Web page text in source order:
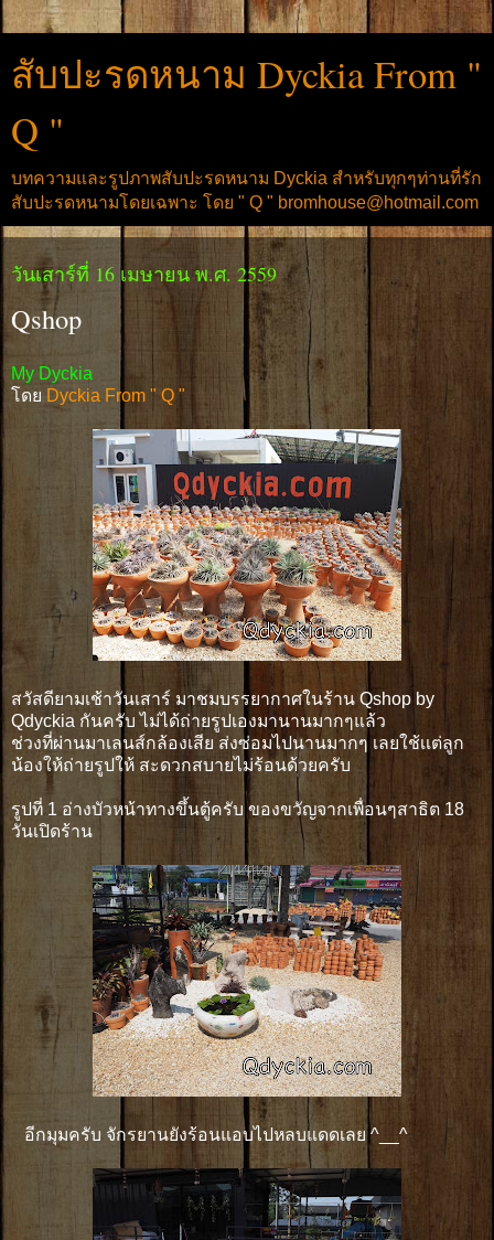
สับปะรดหนาม Dyckia From "
Q "
บทความและรูปภาพสับปะรดหนาม Dyckia สำหรับทุกๆท่านที่รัก
สับปะรดหนามโดยเฉพาะ โดย " Q " bromhouse@hotmail.com
วันเสาร์ที่ 16 เมษายน พ.ศ. 2559
Qshop
My Dyckia
โดย Dyckia From " Q "
สวัสดียามเช้าวันเสาร์ มาชมบรรยากาศในร้าน Qshop by
Qdyckia กันครับ ไม่ได้ถ่ายรูปเองมานานมากๆแล้ว
ช่วงที่ผ่านมาเลนส์กล้องเสีย ส่งซ่อมไปนานมากๆ เลยใช้เเต่ลูก
น้องให้ถ่ายรูปให้ สะดวกสบายไม่ร้อนด้วยครับ
รูปที่ 1 อ่างบัวหน้าทางขึ้นตู้ครับ ของขวัญจากเพื่อนๆสาธิต 18
วันเปิดร้าน
อีกมุมครับ จักรยานยังร้อนแอบไปหลบแดดเลย ^__^